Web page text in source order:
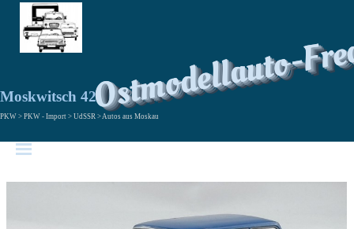
Ostmodellauto-
Moskwitsch 427
PKW > PKW - Import > UdSSR > Autos aus Moskau